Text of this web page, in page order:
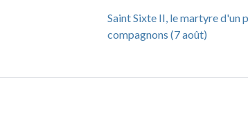
Saint Sixte II, le martyre d'un
compagnons (7 août)